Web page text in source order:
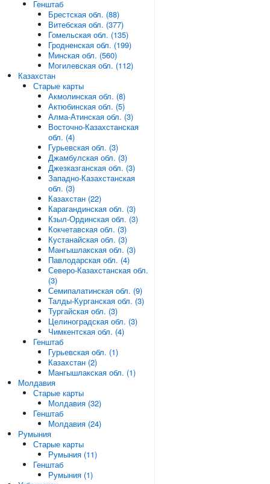
Генштаб
Брестская обл. (88)
Витебская обл. (377)
Гомельская обл. (135)
Гродненская обл. (199)
Минская обл. (560)
Могилевская обл. (112)
Казахстан
Старые карты
Акмолинская обл. (8)
Актюбинская обл. (5)
Алма-Атинская обл. (3)
Восточно-Казахстанская
обл. (4)
Гурьевская обл. (3)
Джамбулская обл. (3)
Джезказганская обл. (3)
Западно-Казахстанская
обл. (3)
Казахстан (22)
Карагандинская обл. (3)
Кзыл-Ординская обл. (3)
Кокчетавская обл. (3)
Кустанайская обл. (3)
Мангышлакская обл. (3)
Павлодарская обл. (4)
Северо-Казахстанская обл.
(3)
Семипалатинская обл. (9)
Талды-Курганская обл. (3)
Тургайская обл. (3)
Целиноградская обл. (3)
Чимкентская обл. (4)
Генштаб
Гурьевская обл. (1)
Казахстан (2)
Мангышлакская обл. (1)
Молдавия
Старые карты
Молдавия (32)
Генштаб
Молдавия (24)
Румыния
Старые карты
Румыния (11)
Генштаб
Румыния (1)